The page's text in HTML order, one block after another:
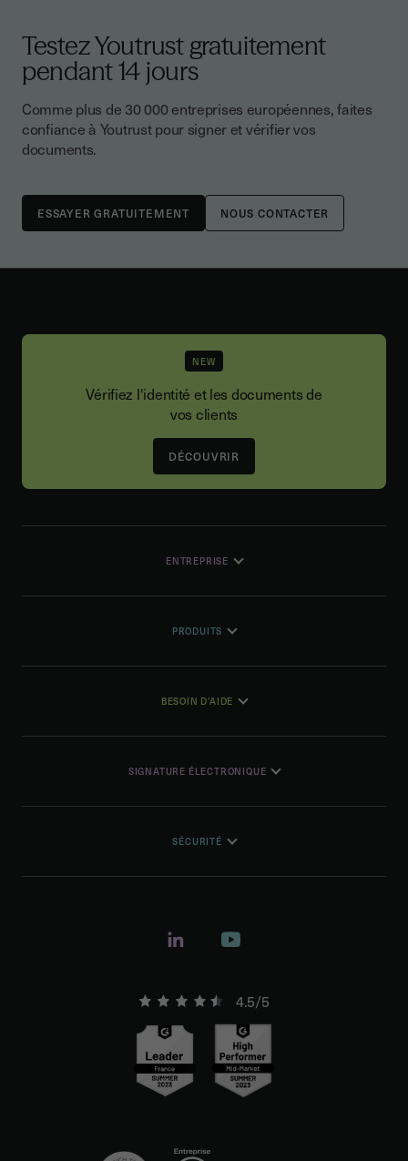
Testez Youtrust gratuitement
pendant 14 jours
Comme plus de 30 000 entreprises européennes, faites
confiance à Youtrust pour signer et vérifier vos
documents.
NOUS CONTACTER
NEW
Vérifiez l'identité et les documents de
vos clients
DÉCOUVRIR
ENTREPRISE
PRODUITS
BESOIN D'AIDE
SIGNATURE ÉLECTRONIQUE
SÉCURITÉ
4.5/5